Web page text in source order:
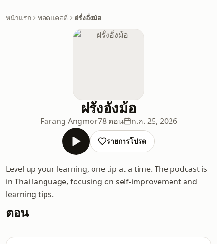
หน้าแรก พอดแคสต์ ฝรั่งอั่งม้อ
ฝรั่งอั่งม้อ
Farang Angmor78 ตอน ก.ค. 25, 2026
รายการโปรด
Level up your learning, one tip at a time. The podcast is
in Thai language, focusing on self-improvement and
learning tips.
ตอน